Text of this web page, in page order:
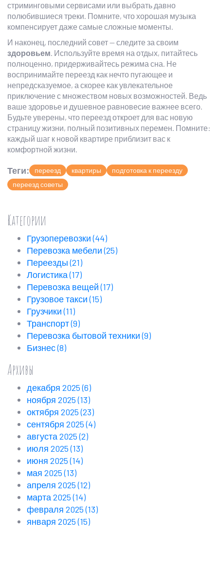
стриминговыми сервисами или выбрать давно
полюбившиеся треки. Помните, что хорошая музыка
компенсирует даже самые сложные моменты.
И наконец, последний совет — следите за своим
здоровьем. Используйте время на отдых, питайтесь
полноценно, придерживайтесь режима сна. Не
воспринимайте переезд как нечто пугающее и
непредсказуемое, а скорее как увлекательное
приключение с множеством новых возможностей. Ведь
ваше здоровье и душевное равновесие важнее всего.
Будьте уверены, что переезд откроет для вас новую
страницу жизни, полный позитивных перемен. Помните:
каждый шаг к новой квартире приблизит вас к
комфортной жизни.
Теги: переезд квартиры
подготовка к переезду
переезд советы
Категории
Грузоперевозки(44)
Перевозка мебели(25)
Переезды(21)
Логистика(17)
Перевозка вещей(17)
Грузовое такси(15)
Грузчики(11)
Транспорт(9)
Перевозка бытовой техники(9)
Бизнес(8)
Архивы
декабря 2025(6)
ноября 2025(13)
октября 2025(23)
сентября 2025(4)
августа 2025(2)
июля 2025(13)
июня 2025(14)
мая 2025(13)
апреля 2025(12)
марта 2025(14)
февраля 2025(13)
января 2025(15)